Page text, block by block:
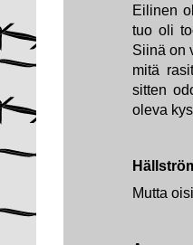
Eilinen
tuo oli
Siinä on
mitä
sitten
oleva
Mutta